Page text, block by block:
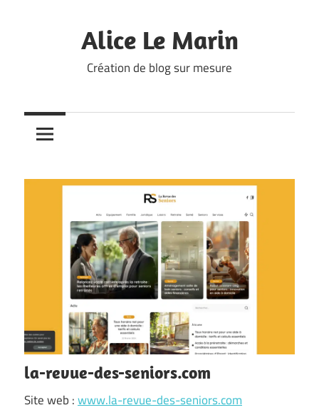
Alice Le Marin
Création de blog sur mesure
la-revue-des-seniors.com
Site web :www.la-revue-des-seniors.com